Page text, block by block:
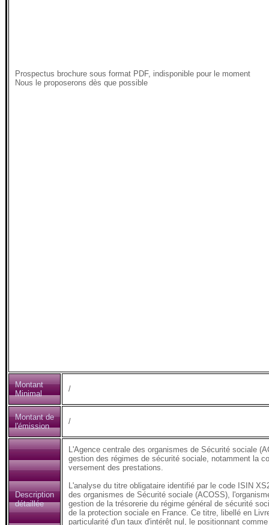
Prospectus brochure sous format PDF, indisponible pour le moment
Nous le proposerons dès que possible
Montant
Minimal
/
Montant de
l'émission
/
Description
détaillée
L'Agence centrale des organismes de Sécurité sociale
gestion des régimes de sécurité sociale, notamment la
versement des prestations.
L'analyse du titre obligataire identifié par le code ISIN
des organismes de Sécurité sociale (ACOSS),
gestion de la trésorerie du régime général de sécurité
de la protection sociale en France. Ce titre, libellé en
particularité d'un taux d'intérêt nul, le positionnant